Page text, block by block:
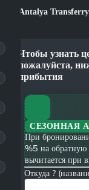
Чтобы узнать
пожалуйста,
прибытия
СЕЗОННАЯ
При
%5 на обратную
вычитается при
Откуда ?